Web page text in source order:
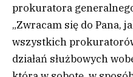
prokuratora
„Zwracam się do Pana,
wszystkich
działań służbowych